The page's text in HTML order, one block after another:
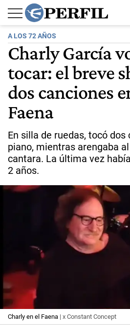
A LOS 72 AÑOS
Charly García
tocar: el breve
dos canciones
Faena
En silla de ruedas, tocó dos
piano, mientras arengaba
cantara. La última vez
2 años.
Charly en el Faena | x Constant Concept